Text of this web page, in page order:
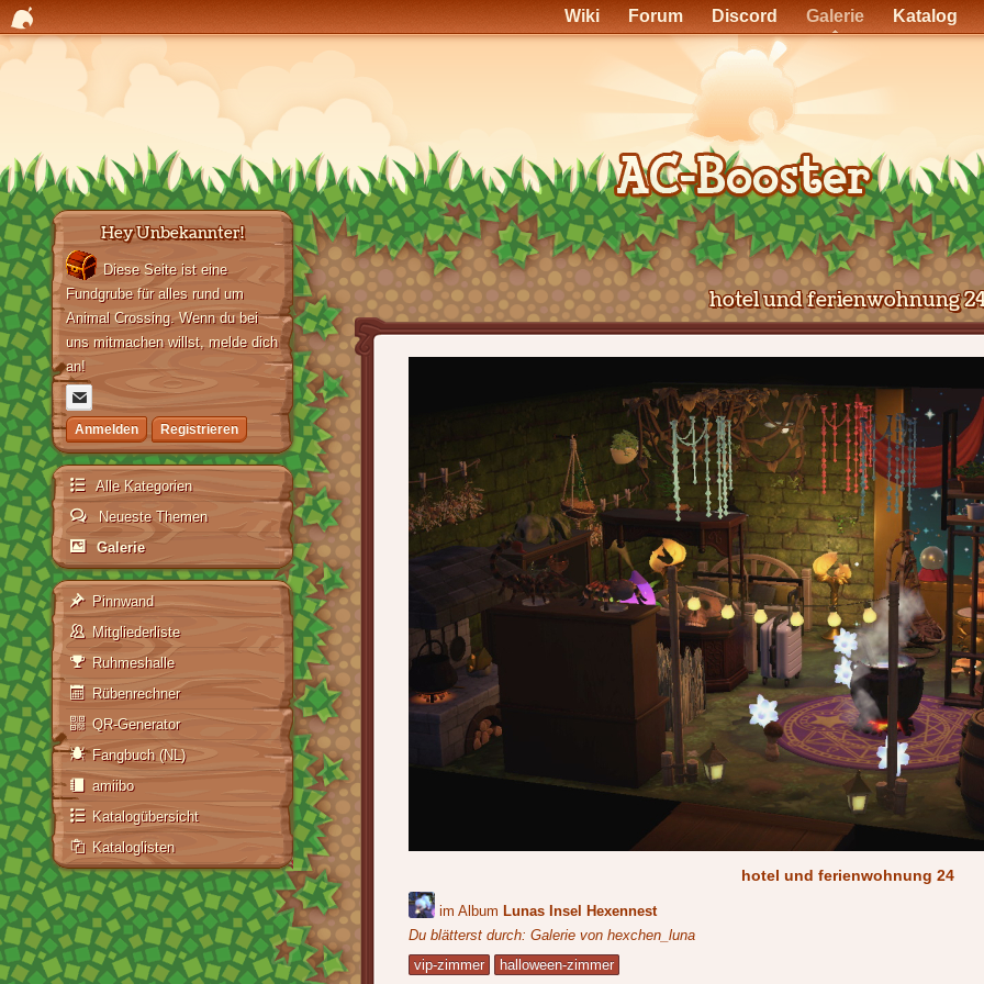
Wiki Forum Discord Galerie Katalog
Hey Unbekannter!
Diese Seite ist eine
Fundgrube für alles rund um
Animal Crossing. Wenn du bei
uns mitmachen willst, melde dich
an!
Anmelden Registrieren
Alle Kategorien
Neueste Themen
Galerie
Pinnwand
Mitgliederliste
Ruhmeshalle
Rübenrechner
QR-Generator
Fangbuch (NL)
amiibo
Katalogübersicht
Kataloglisten
hotel und ferienwohnung
hotel und ferienwohnung 24
im Album Lunas Insel Hexennest
Du blätterst durch: Galerie von hexchen_luna
vip-zimmer
halloween-zimmer